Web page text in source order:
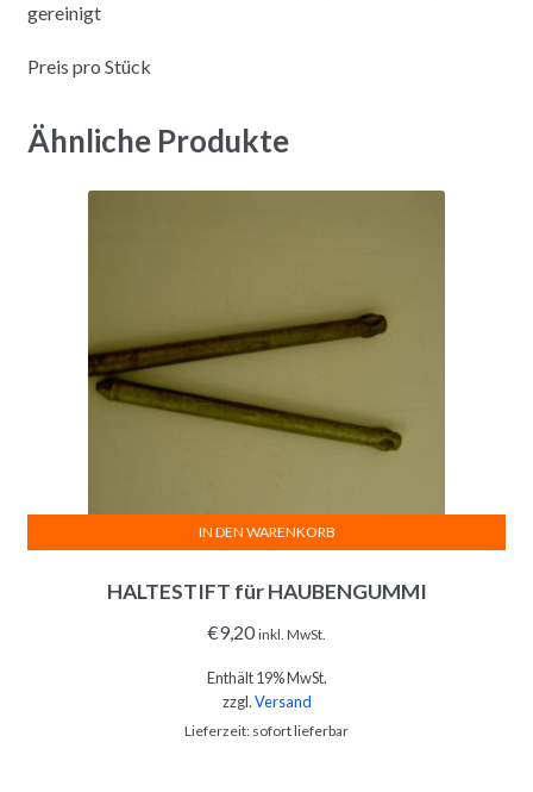
gereinigt
Preis pro Stück
Ähnliche Produkte
HALTESTIFT für HAUBENGUMMI
€9,20 inkl. MwSt.
Enthält 19% MwSt.
zzgl.Versand
Lieferzeit: sofort lieferbar
IN DEN WARENKORB